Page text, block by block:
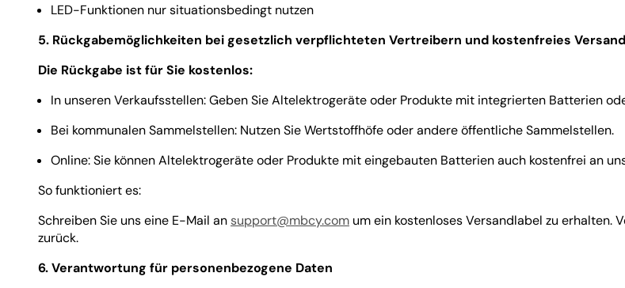
LED-Funktionen nur situationsbedingt nutzen
5. Rückgabemöglichkeiten bei gesetzlich verpflichteten Vertreibern und kostenfreies
Die Rückgabe ist für Sie kostenlos:
In unseren Verkaufsstellen: Geben Sie Altelektrogeräte oder Produkte mit integrierten Batterien
Bei kommunalen Sammelstellen: Nutzen Sie Wertstoffhöfe oder andere öffentliche Sammelstellen.
Online: Sie können Altelektrogeräte oder Produkte mit eingebauten Batterien auch kostenfrei an
So funktioniert es:
Schreiben Sie uns eine E-Mail an support@mbcy.com um ein kostenloses Versandlabel zu erhalten.
zurück.
6. Verantwortung für personenbezogene Daten